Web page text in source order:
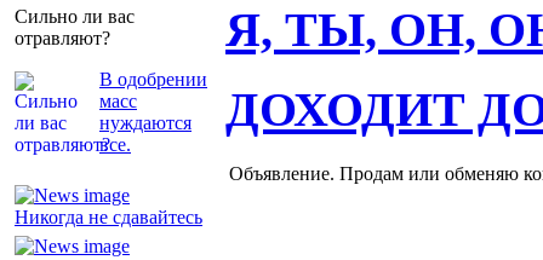
Сильно ли вас
отравляют?
В одобрении
масс
нуждаются
все.
Я, ТЫ, ОН,
Никогда не сдавайтесь
ДОХОДИТ
Объявление. Продам или обменяю